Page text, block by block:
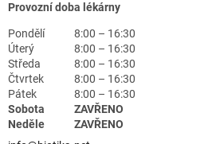
Provozní doba lékárny
Pondělí
8:00 – 16:30
Úterý
8:00 – 16:30
Středa
8:00 – 16:30
Čtvrtek
8:00 – 16:30
Pátek
8:00 – 16:30
Sobota
ZAVŘENO
Neděle
ZAVŘENO